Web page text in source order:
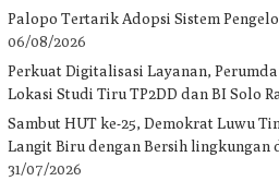
Palopo Tertarik Adopsi Sistem
06/08/2026
Perkuat Digitalisasi Layanan,
Lokasi Studi Tiru TP2DD dan BI Solo
Sambut HUT ke-25, Demokrat Luwu
Langit Biru dengan Bersih lingkungan
31/07/2026